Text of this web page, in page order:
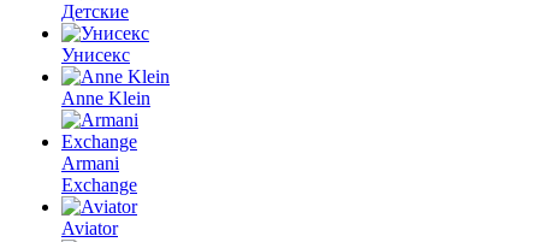
Детские
Унисекс
Anne Klein
Armani
Exchange
Aviator